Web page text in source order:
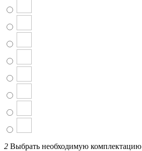
2 Выбрать необходимую комплектацию